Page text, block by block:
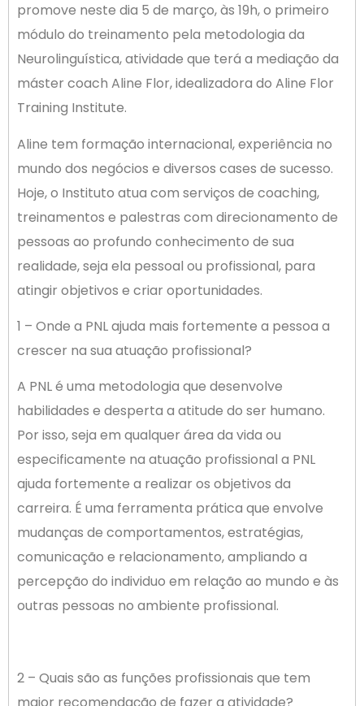
promove neste dia 5 de março, às 19h, o primeiro
módulo do treinamento pela metodologia da
Neurolinguística, atividade que terá a mediação da
máster coach Aline Flor, idealizadora do Aline Flor
Training Institute.
Aline tem formação internacional, experiência no
mundo dos negócios e diversos cases de sucesso.
Hoje, o Instituto atua com serviços de coaching,
treinamentos e palestras com direcionamento de
pessoas ao profundo conhecimento de sua
realidade, seja ela pessoal ou profissional, para
atingir objetivos e criar oportunidades.
1 – Onde a PNL ajuda mais fortemente a pessoa a
crescer na sua atuação profissional?
A PNL é uma metodologia que desenvolve
habilidades e desperta a atitude do ser humano.
Por isso, seja em qualquer área da vida ou
especificamente na atuação profissional a PNL
ajuda fortemente a realizar os objetivos da
carreira. É uma ferramenta prática que envolve
mudanças de comportamentos, estratégias,
comunicação e relacionamento, ampliando a
percepção do individuo em relação ao mundo e às
outras pessoas no ambiente profissional.
2 – Quais são as funções profissionais que tem